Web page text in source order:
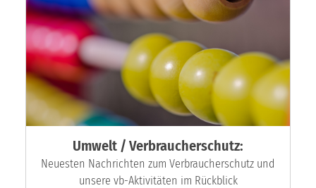
Umwelt / Verbraucherschutz:
Neuesten Nachrichten zum Verbraucherschutz und
unsere vb-Aktivitäten im Rückblick